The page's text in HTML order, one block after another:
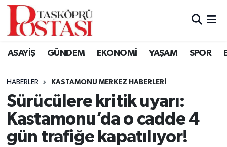
ASAYİŞ GÜNDEM EKONOMİ YAŞAM SPOR
HABERLER KASTAMONU MERKEZ HABERLERI
Sürücülere kritik uyarı:
Kastamonu’da o cadde 4
gün trafiğe kapatılıyor!
Kastamonu Vefat Edenler
Araç Haberleri
Azdavay Haberleri